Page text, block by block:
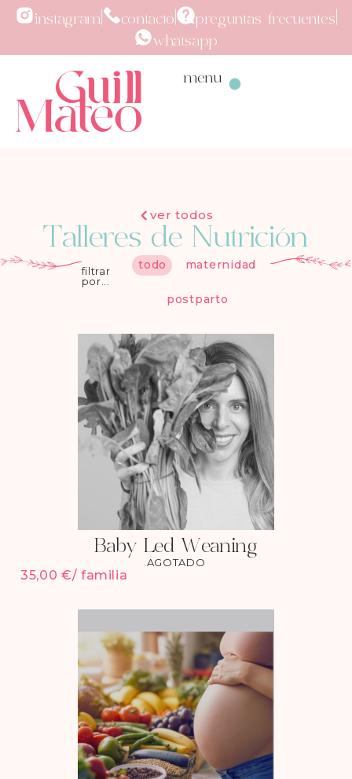
instagram contacto
preguntas frecuentes
whatsapp
menu
ver todos
Talleres de Nutrición
filtrar
por...
todo maternidad
postparto
Baby Led Weaning
AGOTADO
35,00 €/ familia